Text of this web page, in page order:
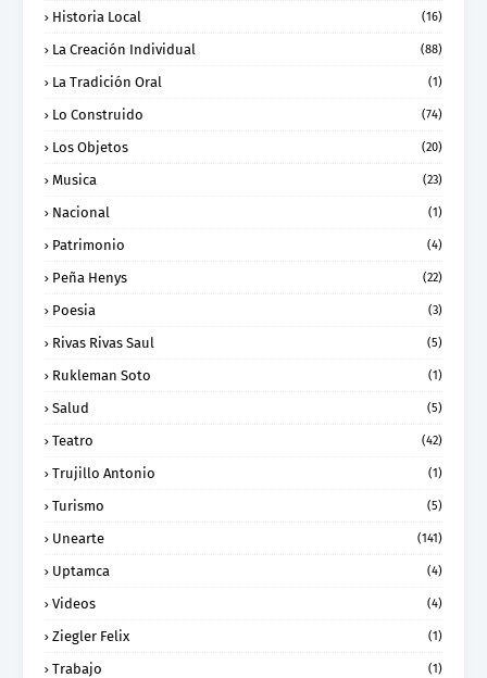
Historia Local (16)
La Creación Individual (88)
La Tradición Oral (1)
Lo Construido (74)
Los Objetos (20)
Musica (23)
Nacional (1)
Patrimonio (4)
Peña Henys (22)
Poesia (3)
Rivas Rivas Saul (5)
Rukleman Soto (1)
Salud (5)
Teatro (42)
Trujillo Antonio (1)
Turismo (5)
Unearte (141)
Uptamca (4)
Videos (4)
Ziegler Felix (1)
Trabajo (1)